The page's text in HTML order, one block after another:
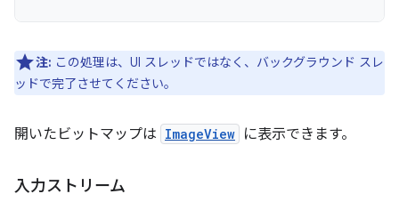
注: この処理は、UI スレッドではなく、バックグラウンド スレ
ッドで完了させてください。
開いたビットマップは ImageView に表示できます。
入力ストリーム